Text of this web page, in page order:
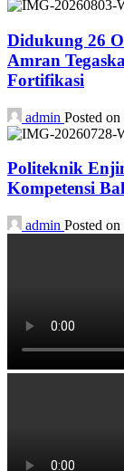
Didukung 26
Amran
Fortifikasi
admin Posted
Politeknik
Kompetensi
admin Posted